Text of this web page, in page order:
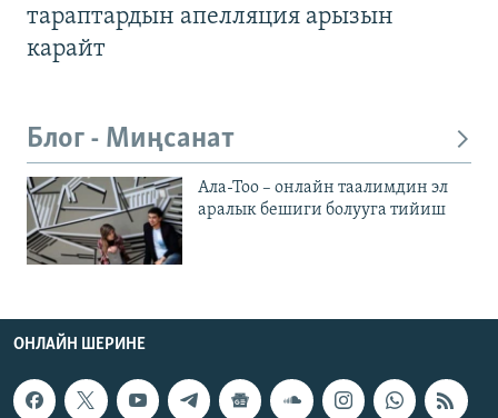
тараптардын апелляция арызын
карайт
Блог - Миңсанат
Ала-Тоо – онлайн таалимдин эл
аралык бешиги болууга тийиш
ОНЛАЙН ШЕРИНЕ